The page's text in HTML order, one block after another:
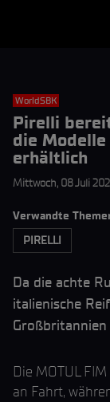
WorldSBK
Pirelli
die Modelle
erhältlich
Mittwoch, 08 Juli
Verwandte
PIRELLI
Da die achte
italienische
Die MOTUL
an Fahrt,